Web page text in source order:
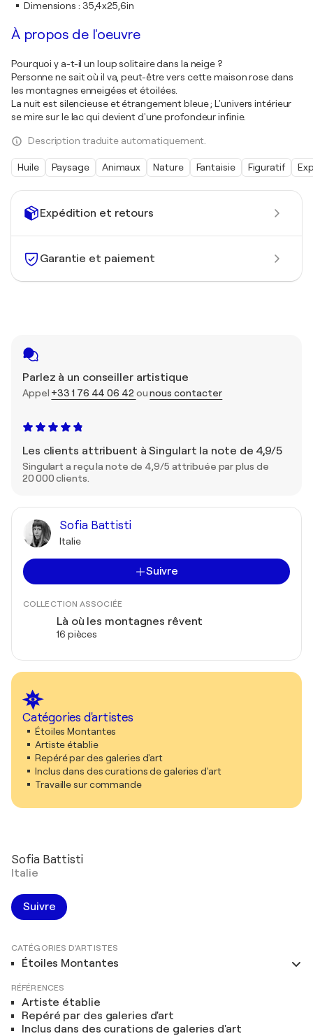
Expédition et retours
Garantie et paiement
Parlez à un conseiller artistique
Appel +33 1 76 44 06 42ounous contacter
Les clients attribuent à Singulart la note de 4,9/5
Singulart a reçu la note de 4,9/5 attribuée par plus de
20 000 clients.
Sofia Battisti
Italie
Suivre
COLLECTION ASSOCIÉE
Là où les montagnes rêvent
16 pièces
Catégories d'artistes
Étoiles Montantes
Artiste établie
Repéré par des galeries d'art
Inclus dans des curations de galeries d'art
Travaille sur commande
Dimensions : 35,4x25,6in
À propos de l'oeuvre
Pourquoi y a-t-il un loup solitaire dans la neige ?
Personne ne sait où il va, peut-être vers cette maison rose dans
les montagnes enneigées et étoilées.
La nuit est silencieuse et étrangement bleue ; L'univers intérieur
se mire sur le lac qui devient d'une profondeur infinie.
Description traduite automatiquement.
Huile Paysage Animaux Nature Fantaisie Figuratif
Sofia Battisti
Italie
Suivre
CATÉGORIES D'ARTISTES
Étoiles Montantes
RÉFÉRENCES
Artiste établie
Repéré par des galeries d'art
Inclus dans des curations de galeries d'art